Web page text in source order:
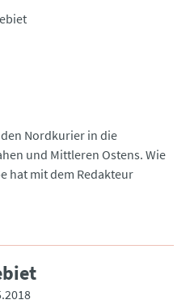
Nordkurier in die
und Mittleren Ostens. Wie
hat mit dem Redakteur